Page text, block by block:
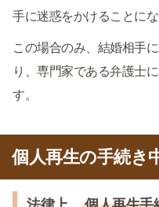
手に迷惑をかけることにな
この場合のみ、結婚相手
り、専門家である弁護士
す。
個人再生の手続き